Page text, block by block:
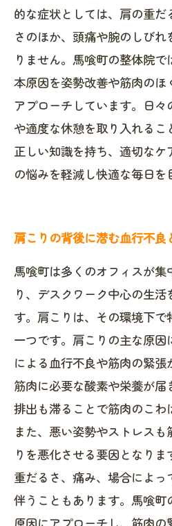
的な症状としては、肩の重だ
さのほか、頭痛や腕のしび
りません。馬喰町の整体院
本原因を姿勢改善や筋肉のほ
アプローチしています。日
や適度な休憩を取り入れるこ
正しい知識を持ち、適切なケ
の悩みを軽減し快適な毎日を
肩こりの背後に潜む血行不良
馬喰町は多くのオフィスが集
り、デスクワーク中心の生
す。肩こりは、その環境下
一つです。肩こりの主な原
による血行不良や筋肉の緊
筋肉に必要な酸素や栄養が
排出も滞ることで筋肉のこわ
また、悪い姿勢やストレス
りを悪化させる要因となり
重だるさ、痛み、場合によ
伴うこともあります。馬喰